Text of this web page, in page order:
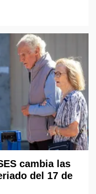
cambia las
del 17 de